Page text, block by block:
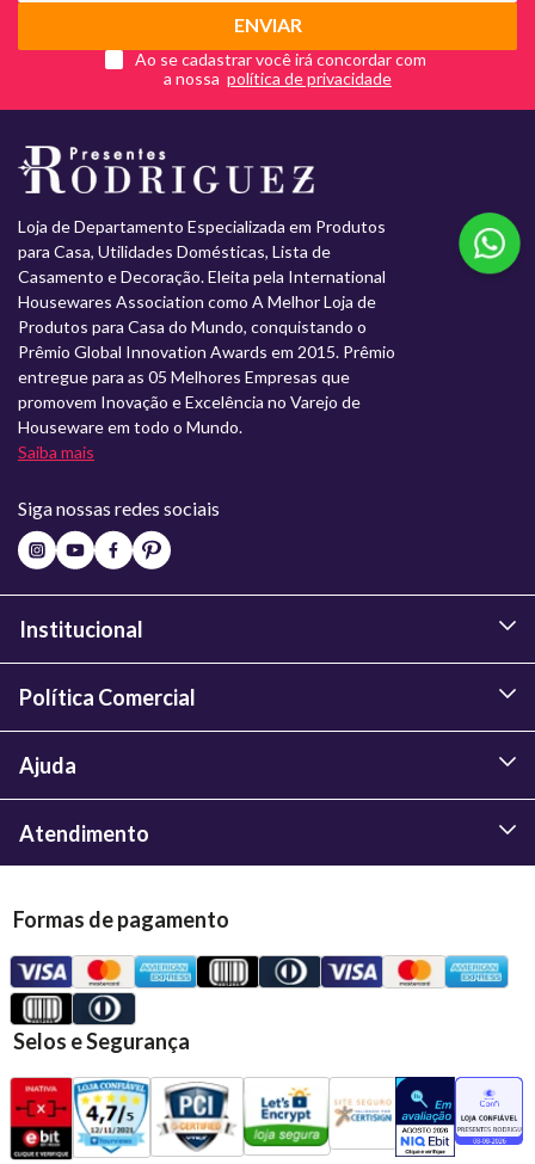
ENVIAR
Ao se cadastrar você irá concordar com
a nossa
Loja de Departamento Especializada em Produtos
para Casa, Utilidades Domésticas, Lista de
Casamento e Decoração. Eleita pela International
Housewares Association como A Melhor Loja de
Produtos para Casa do Mundo, conquistando o
Prêmio Global Innovation Awards em 2015. Prêmio
entregue para as 05 Melhores Empresas que
promovem Inovação e Excelência no Varejo de
Houseware em todo o Mundo.
Saiba mais
Siga nossas redes sociais
Institucional
Política Comercial
Ajuda
Atendimento
Formas de pagamento
Selos e Segurança